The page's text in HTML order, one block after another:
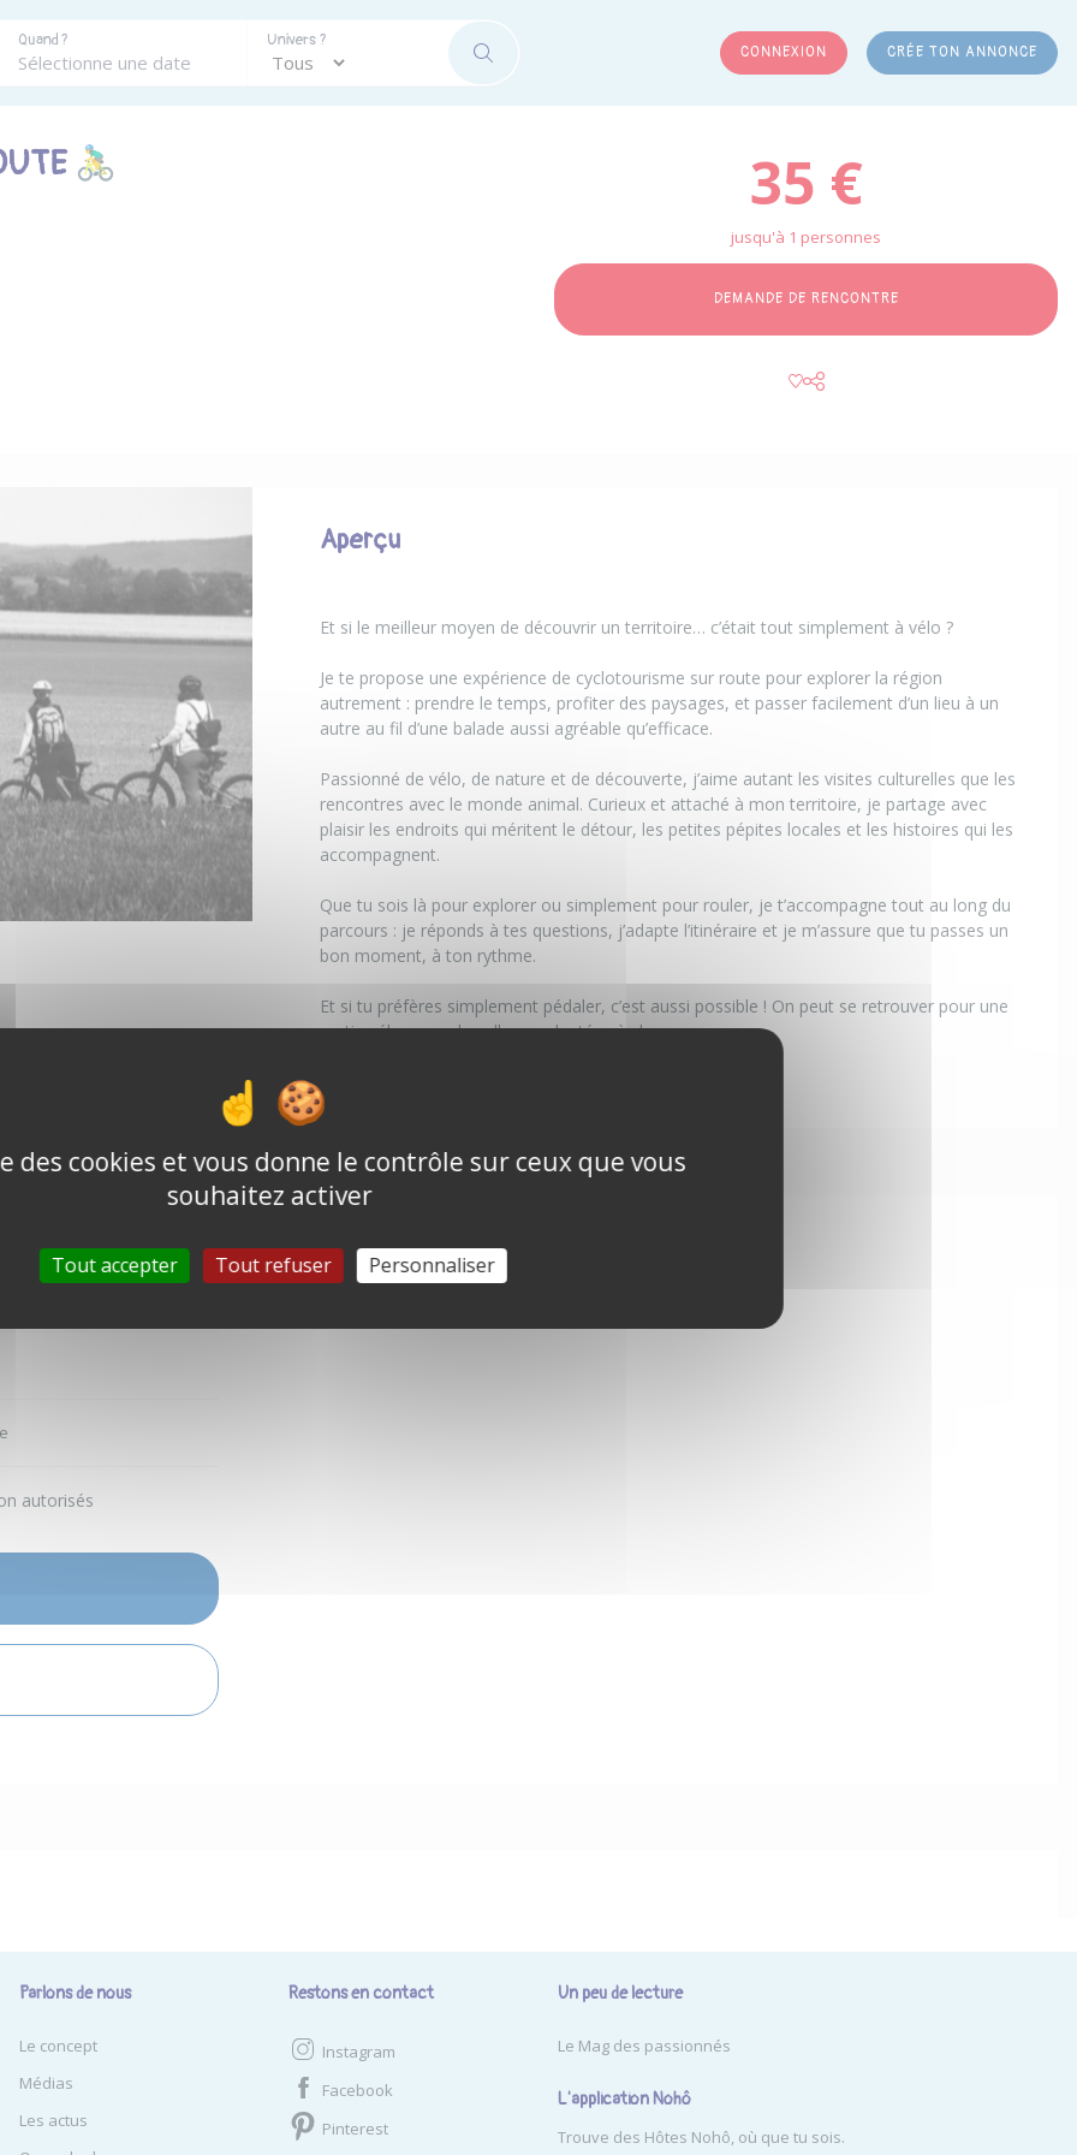
Quand ? Univers ?
RECHERCHER CONNEXION CRÉE TON ANNONCE
🚴‍♂️ 35 €
jusqu'à 1 personnes
DEMANDE DE RENCONTRE
Aperçu
Et si le meilleur moyen de découvrir un territoire… c’était tout simplement à vélo ?
Je te propose une expérience de cyclotourisme sur route pour explorer la région
autrement : prendre le temps, profiter des paysages, et passer facilement d’un lieu à un
autre au fil d’une balade aussi agréable qu’efficace.
Passionné de vélo, de nature et de découverte, j’aime autant les visites culturelles que les
rencontres avec le monde animal. Curieux et attaché à mon territoire, je partage avec
plaisir les endroits qui méritent le détour, les petites pépites locales et les histoires qui les
accompagnent.
Que tu sois là pour explorer ou simplement pour rouler, je t’accompagne tout au long du
parcours : je réponds à tes questions, j’adapte l’itinéraire et je m’assure que tu passes un
bon moment, à ton rythme.
Et si tu préfères simplement pédaler, c’est aussi possible ! On peut se retrouver pour une
sortie vélo, avec des allures adaptées à chacun
autorisés
Parlons de nous
Le concept
Médias
Les actus
Restons en contact
Instagram
Facebook
Pinterest
Un peu de lecture
Le Mag des passionnés
L'application Nohô
Trouve des Hôtes Nohô, où que tu sois.
des cookies et vous donne le contrôle sur ceux que vous
souhaitez activer
Tout accepter Tout refuser Personnaliser